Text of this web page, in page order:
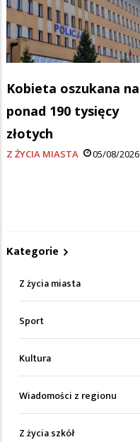
Kobieta oszukana na
ponad 190 tysięcy
złotych
Z ŻYCIA MIASTA 05/08/2026
Kategorie
Z życia miasta
Sport
Kultura
Wiadomości z regionu
Z życia szkół